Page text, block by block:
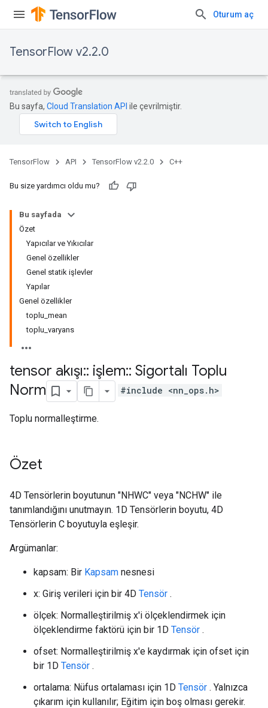
Oturum aç
TensorFlow v2.2.0
Bu sayfa, Cloud Translation API ile çevrilmiştir.
TensorFlow API TensorFlow v2.2.0 C++
Bu size yardımcı oldu mu?
Bu sayfada
Özet
Yapıcılar ve Yıkıcılar
Genel özellikler
Genel statik işlevler
Yapılar
Genel özellikler
toplu_mean
toplu_varyans
tensor akışı:: işlem:: Sigortalı Toplu
Norm
#include <nn_ops.h>
Toplu normalleştirme.
Özet
4D Tensörlerin boyutunun "NHWC" veya "NCHW" ile
tanımlandığını unutmayın. 1D Tensörlerin boyutu, 4D
Tensörlerin C boyutuyla eşleşir.
Argümanlar:
kapsam: Bir Kapsam nesnesi
x: Giriş verileri için bir 4D Tensör .
ölçek: Normalleştirilmiş x'i ölçeklendirmek için
ölçeklendirme faktörü için bir 1D Tensör .
ofset: Normalleştirilmiş x'e kaydırmak için ofset için
bir 1D Tensör .
ortalama: Nüfus ortalaması için 1D Tensör . Yalnızca
çıkarım için kullanılır; Eğitim için boş olması gerekir.